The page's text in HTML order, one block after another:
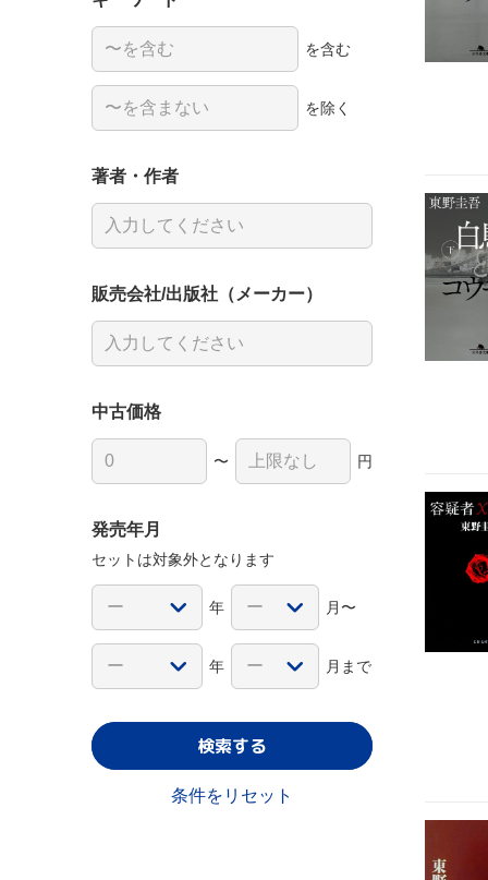
を含む
を除く
著者・作者
販売会社/出版社（メーカー）
中古価格
〜 円
発売年月
セットは対象外となります
年 月〜
年 月まで
検索する
条件をリセット